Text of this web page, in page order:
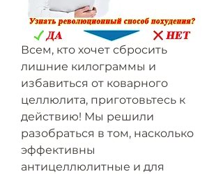
Всем, кто хочет сбросить
лишние килограммы и
избавиться от коварного
целлюлита, приготовьтесь к
действию! Мы решили
разобраться в том, насколько
эффективны
антицеллюлитные и для